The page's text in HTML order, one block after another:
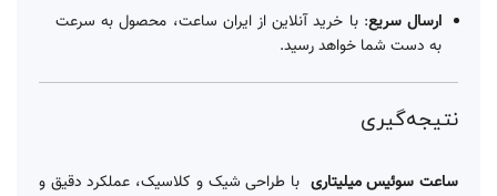
ارسال سریع: با خرید آنلاین از ایران ساعت، محصول به سرعت
به دست شما خواهد رسید.
نتیجه‌گیری
ساعت سوئیس میلیتاری با طراحی شیک و کلاسیک، عملکرد دقیق و